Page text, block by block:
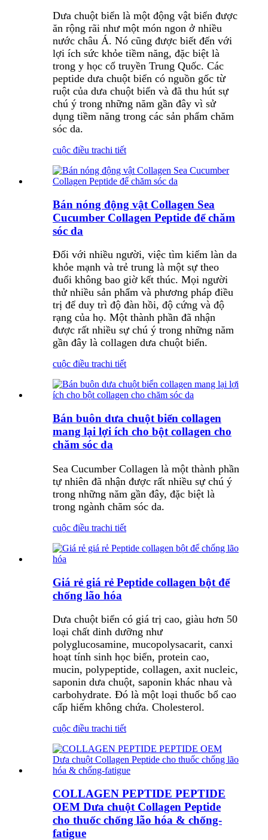
Dưa chuột biển là một động vật biển được
ăn rộng rãi như một món ngon ở nhiều
nước châu Á. Nó cũng được biết đến với
lợi ích sức khỏe tiềm năng, đặc biệt là
trong y học cổ truyền Trung Quốc. Các
peptide dưa chuột biển có nguồn gốc từ
ruột của dưa chuột biển và đã thu hút sự
chú ý trong những năm gần đây vì sử
dụng tiềm năng trong các sản phẩm chăm
sóc da.
cuộc điều trachi tiết
Bán nóng động vật Collagen Sea
Cucumber Collagen Peptide để chăm
sóc da
Đối với nhiều người, việc tìm kiếm làn da
khỏe mạnh và trẻ trung là một sự theo
đuổi không bao giờ kết thúc. Mọi người
thử nhiều sản phẩm và phương pháp điều
trị để duy trì độ đàn hồi, độ cứng và độ
rạng của họ. Một thành phần đã nhận
được rất nhiều sự chú ý trong những năm
gần đây là collagen dưa chuột biển.
cuộc điều trachi tiết
Bán buôn dưa chuột biển collagen
mang lại lợi ích cho bột collagen cho
chăm sóc da
Sea Cucumber Collagen là một thành phần
tự nhiên đã nhận được rất nhiều sự chú ý
trong những năm gần đây, đặc biệt là
trong ngành chăm sóc da.
cuộc điều trachi tiết
Giá rẻ giá rẻ Peptide collagen bột để
chống lão hóa
Dưa chuột biển có giá trị cao, giàu hơn 50
loại chất dinh dưỡng như
polyglucosamine, mucopolysacarit, canxi
hoạt tính sinh học biển, protein cao,
mucin, polypeptide, collagen, axit nucleic,
saponin dưa chuột, saponin khác nhau và
carbohydrate. Đó là một loại thuốc bổ cao
cấp hiếm không chứa. Cholesterol.
cuộc điều trachi tiết
COLLAGEN PEPTIDE PEPTIDE
OEM Dưa chuột Collagen Peptide
cho thuốc chống lão hóa & chống-
fatigue